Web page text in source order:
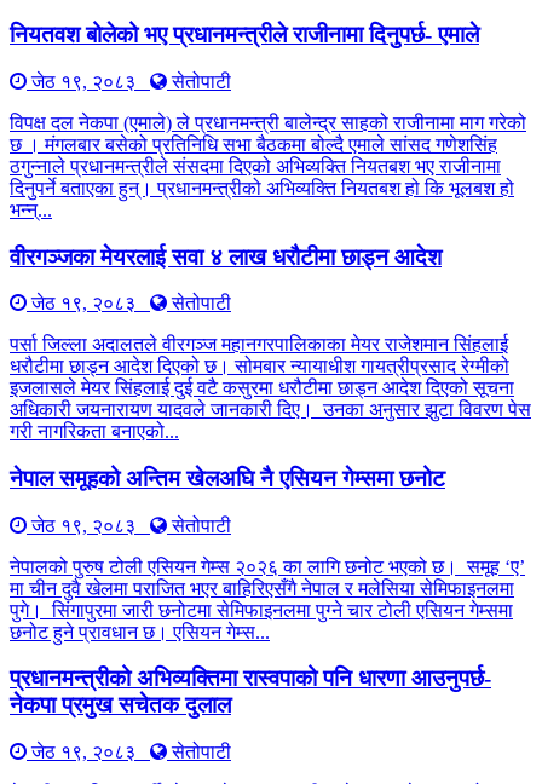
नियतवश बोलेको भए प्रधानमन्त्रीले राजीनामा दिनुपर्छ- एमाले
जेठ १९, २०८३
सेतोपाटी
विपक्ष दल नेकपा (एमाले) ले प्रधानमन्त्री बालेन्द्र साहको राजीनामा माग गरेको
छ । मंगलबार बसेको प्रतिनिधि सभा बैठकमा बोल्दै एमाले सांसद गणेशसिंह
ठगुन्नाले प्रधानमन्त्रीले संसदमा दिएको अभिव्यक्ति नियतबश भए राजीनामा
दिनुपर्ने बताएका हुन्। प्रधानमन्त्रीको अभिव्यक्ति नियतबश हो कि भूलबश हो
भन्न्...
वीरगञ्जका मेयरलाई सवा ४ लाख धरौटीमा छाड्न आदेश
जेठ १९, २०८३
सेतोपाटी
पर्सा जिल्ला अदालतले वीरगञ्ज महानगरपालिकाका मेयर राजेशमान सिंहलाई
धरौटीमा छाड्न आदेश दिएको छ। सोमबार न्यायाधीश गायत्रीप्रसाद रेग्मीको
इजलासले मेयर सिंहलाई दुई वटै कसुरमा धरौटीमा छाड्न आदेश दिएको सूचना
अधिकारी जयनारायण यादवले जानकारी दिए। उनका अनुसार झुटा विवरण पेस
गरी नागरिकता बनाएको...
नेपाल समूहको अन्तिम खेलअघि नै एसियन गेम्समा छनोट
जेठ १९, २०८३
सेतोपाटी
नेपालको पुरुष टोली एसियन गेम्स २०२६ का लागि छनोट भएको छ। समूह ‘ए’
मा चीन दुवै खेलमा पराजित भएर बाहिरिएसँगै नेपाल र मलेसिया सेमिफाइनलमा
पुगे। सिंगापुरमा जारी छनोटमा सेमिफाइनलमा पुग्ने चार टोली एसियन गेम्समा
छनोट हुने प्रावधान छ। एसियन गेम्स...
प्रधानमन्त्रीको अभिव्यक्तिमा रास्वपाको पनि धारणा आउनुपर्छ-
नेकपा प्रमुख सचेतक दुलाल
जेठ १९, २०८३
सेतोपाटी